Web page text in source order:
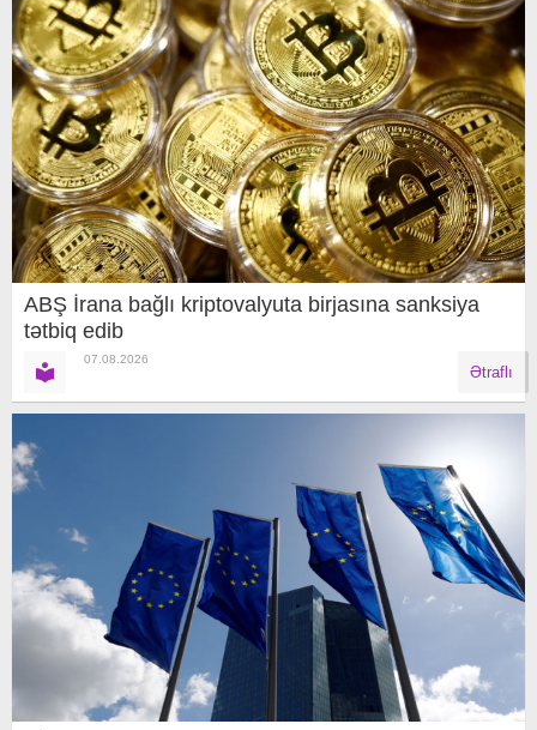
ABŞ İrana bağlı kriptovalyuta birjasına sanksiya
tətbiq edib
07.08.2026
Ətraflı